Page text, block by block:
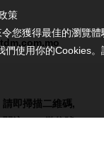
請即掃描二維碼,
關注TDM微信號!
策
您獲得最佳的瀏覽
們使用你的Cookies。